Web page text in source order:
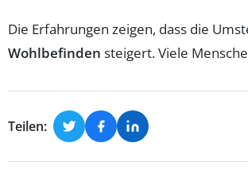
Die Erfahrungen zeigen, dass die
Wohlbefinden steigert. Viele
Teilen: